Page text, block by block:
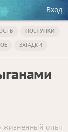
Вход
ПОСТУПКИ
ЗАГАДКИ
жизненный опыт